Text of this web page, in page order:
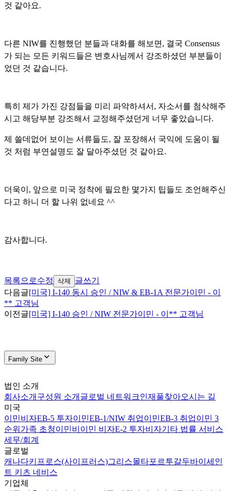
것 같아요.
다른 NIW를 진행했던 분들과 대화를 해보면, 결국 Consensus
가 되는 모든 키워드들은 변호사님께서 강조하셨던 부분들이
었던 것 같습니다.
특히 제가 가진 강점들을 미리 파악하셔서, 자소서를 첨삭해주
시고 해당부분 강조해서 교정해주셨던게 너무 좋았습니다.
제 쓸데없어 보이는 서류들도, 잘 포장해서 국익에 도움이 될
것 처럼 부연설명도 잘 달아주셨던 것 같아요.
더욱이, 앞으로 미국 정착에 필요한 몇가지 팁들도 조언해주신
다고 하니 더 할 나위 없네요 ^^
감사합니다.
목록으로수정 삭제
글쓰기
다음글[미국] I-140 동시 승인 / NIW & EB-1A 전문가이민 - 이
** 고객님
이전글[미국] I-140 승인 / NIW 전문가이민 - 이** 고객님
Family Site
법인 소개
회사소개 구성원 소개 글로벌 네트워크인재풀찾아오시는 길
미국
이민비자EB-5 투자이민EB-1/NIW 취업이민EB-3 취업이민 3
순위 가족 초청이민비이민 비자E-2 투자비자기타 법률 서비스
세무/회계
글로벌
캐나다키프로스(사이프러스)그리스몰타포르투갈두바이 세인
트 키츠 네비스
기업체